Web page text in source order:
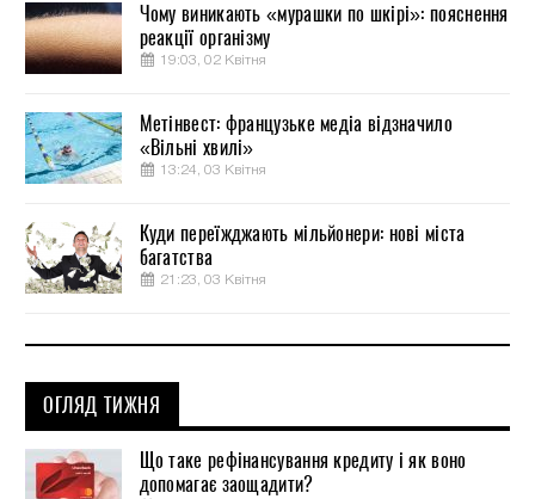
Чому виникають «мурашки по шкірі»: пояснення
реакції організму
19:03, 02 Квітня
Метінвест: французьке медіа відзначило
«Вільні хвилі»
13:24, 03 Квітня
Куди переїжджають мільйонери: нові міста
багатства
21:23, 03 Квітня
ОГЛЯД ТИЖНЯ
Що таке рефінансування кредиту і як воно
допомагає заощадити?